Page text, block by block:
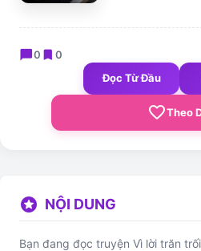
chat_bubble0 bookmark 0
Đọc Từ Đầu
favorite_borderTheo
stars NỘI DUNG
Bạn đang đọc truyện Vì lời trăn